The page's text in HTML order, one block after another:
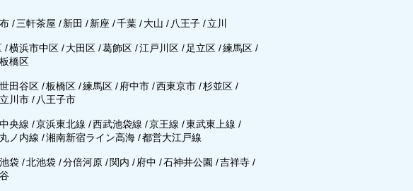
/三軒茶屋 /新田 /新座 /千葉 /大山 / 八王子 /立川
/横浜市中区 /大田区 /葛飾区 /江戸川区 / 足立区 /練馬区 /
板橋区
世田谷区 /板橋区 /練馬区 /府中市 /西東京市 /杉並区 /
立川市 / 八王子市
中央線 /京浜東北線 /西武池袋線 /京王線 /東武東上線 /
丸ノ内線 /湘南新宿ライン高海 /都営大江戸線
池袋 /北池袋 /分倍河原 /関内 /府中 /石神井公園 /吉祥寺 /